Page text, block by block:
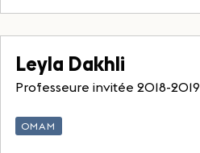
Leyla Dakhli
Professeure invitée 2018-2019
OMAM